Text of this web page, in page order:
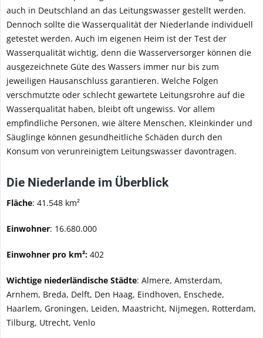
auch in Deutschland an das Leitungswasser gestellt werden.
Dennoch sollte die Wasserqualität der Niederlande individuell
getestet werden. Auch im eigenen Heim ist der Test der
Wasserqualität wichtig, denn die Wasserversorger können die
ausgezeichnete Güte des Wassers immer nur bis zum
jeweiligen Hausanschluss garantieren. Welche Folgen
verschmutzte oder schlecht gewartete Leitungsrohre auf die
Wasserqualität haben, bleibt oft ungewiss. Vor allem
empfindliche Personen, wie ältere Menschen, Kleinkinder und
Säuglinge können gesundheitliche Schäden durch den
Konsum von verunreinigtem Leitungswasser davontragen.
Die Niederlande im Überblick
Fläche: 41.548 km²
Einwohner: 16.680.000
Einwohner pro km²: 402
Wichtige niederländische Städte: Almere, Amsterdam,
Arnhem, Breda, Delft, Den Haag, Eindhoven, Enschede,
Haarlem, Groningen, Leiden, Maastricht, Nijmegen, Rotterdam,
Tilburg, Utrecht, Venlo